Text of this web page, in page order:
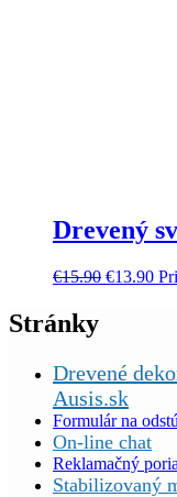
Drevený
€15.90 €13.90
Stránky
Drevené
Ausis.sk
Formulár na
On-line chat
Reklamačný
Stabilizovaný